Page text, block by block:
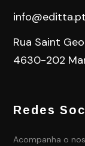
info@editta.pt
Rua Saint
4630-202
Redes
Acompanha o